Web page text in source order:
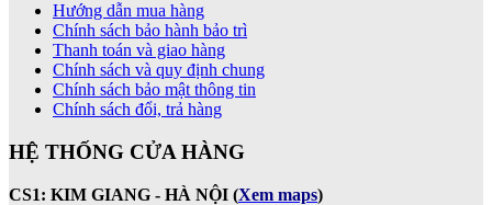
Hướng dẫn mua hàng
Chính sách bảo hành bảo trì
Thanh toán và giao hàng
Chính sách và quy định chung
Chính sách bảo mật thông tin
Chính sách đổi, trả hàng
HỆ THỐNG CỬA HÀNG
CS1: KIM GIANG - HÀ NỘI (Xem maps)